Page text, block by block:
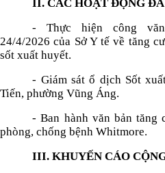
II. CÁC HOẠT ĐỘNG
- Thực hiện công văn
24/4/2026 của Sở Y tế về tăng
sốt xuất huyết.
- Giám sát ổ dịch Sốt
Tiến, phường Vũng Áng.
- Ban hành văn bản tăng
phòng, chống bệnh Whitmore.
III. KHUYẾN CÁO